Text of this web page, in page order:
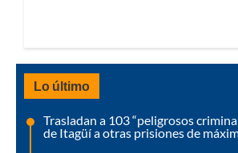
Lo último
Trasladan a 103 “peligrosos
de Itagüí a otras prisiones de